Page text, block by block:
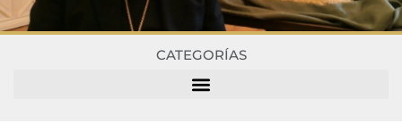
CATEGORÍAS